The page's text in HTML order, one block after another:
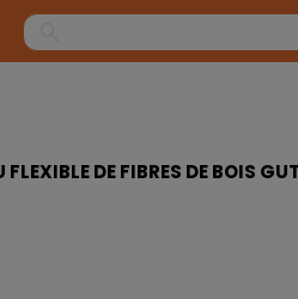
FLEXIBLE DE FIBRES DE BOIS